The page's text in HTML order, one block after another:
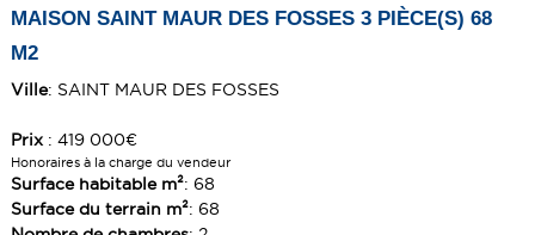
TOUTES LES VENTES
MAISONS
APPARTEMENTS
IMMEUBLES
LOCAUX COMMERCIAUX
TERRAINS
LOCATIONS
TOUTES LES LOCATIONS
MAISONS
APPARTEMENTS
IMMEUBLES
LOCAUX COMMERCIAUX
RECHERCHER
NOS CONSEILS
GUIDE ACQUÉREUR
GUIDE VENDEUR
NOS AGENCES
NOUS REJOINDRE
MAISON SAINT MAUR DES FOSSES 3 PIÈCE(S) 68
M2
Ville: SAINT MAUR DES FOSSES
Prix: 419 000€
Honoraires à la charge du vendeur
Surface habitable m²: 68
Surface du terrain m²: 68